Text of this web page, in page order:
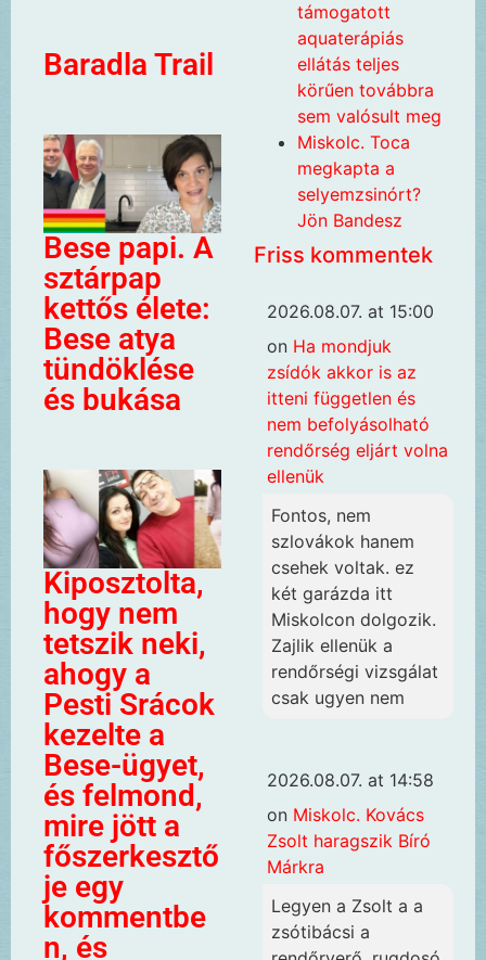
Baradla Trail
Bese papi. A
sztárpap
kettős élete:
Bese atya
tündöklése
és bukása
Kiposztolta,
hogy nem
tetszik neki,
ahogy a
Pesti Srácok
kezelte a
Bese-ügyet,
és felmond,
mire jött a
főszerkesztő
je egy
kommentbe
n, és
támogatott
aquaterápiás
ellátás teljes
körűen továbbra
sem valósult meg
Miskolc. Toca
megkapta a
selyemzsinórt?
Jön Bandesz
Friss kommentek
2026.08.07. at 15:00
on Ha mondjuk
zsídók akkor is az
itteni független és
nem befolyásolható
rendőrség eljárt volna
ellenük
Fontos, nem
szlovákok hanem
csehek voltak. ez
két garázda itt
Miskolcon dolgozik.
Zajlik ellenük a
rendőrségi vizsgálat
csak ugyen nem
2026.08.07. at 14:58
on Miskolc. Kovács
Zsolt haragszik Bíró
Márkra
Legyen a Zsolt a a
zsótibácsi a